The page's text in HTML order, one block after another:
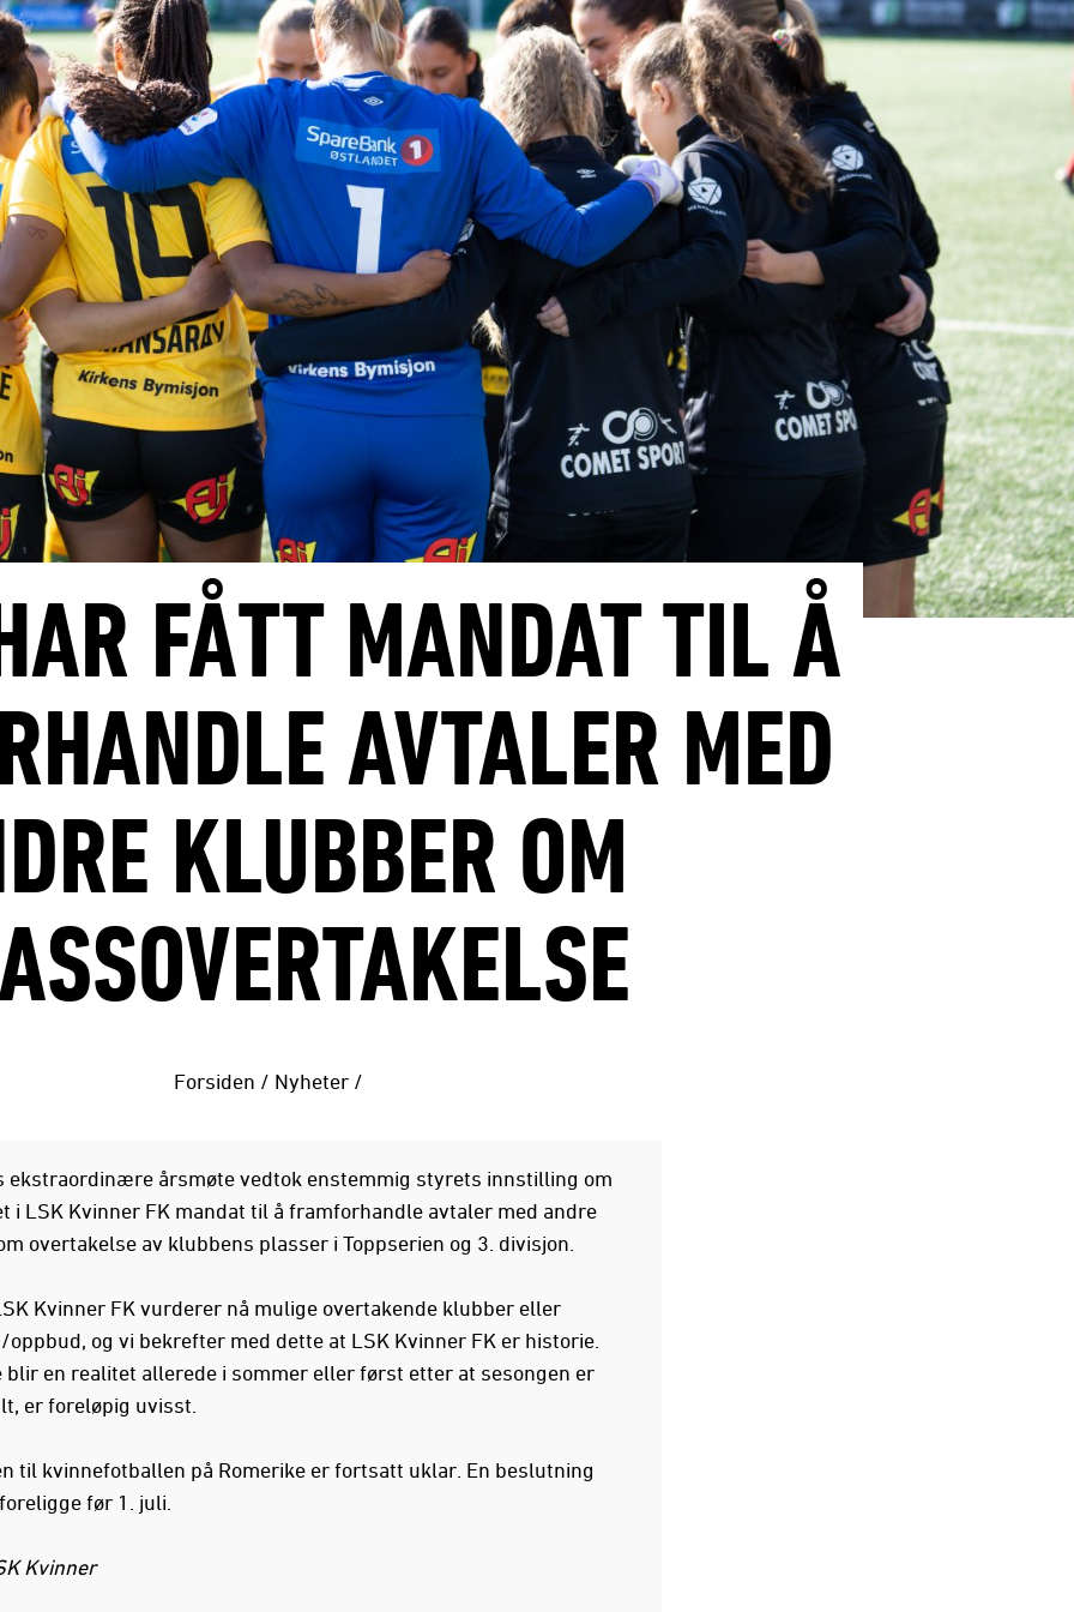
FÅTT MANDAT TIL Å
AVTALER MED
KLUBBER OM
Forsiden / Nyheter /
ekstraordinære årsmøte vedtok enstemmig styrets innstilling om
i LSK Kvinner FK mandat til å framforhandle avtaler med andre
overtakelse av klubbens plasser i Toppserien og 3. divisjon.
Kvinner FK vurderer nå mulige overtakende klubber eller
og vi bekrefter med dette at LSK Kvinner FK er historie.
blir en realitet allerede i sommer eller først etter at sesongen er
er foreløpig uvisst.
til kvinnefotballen på Romerike er fortsatt uklar. En beslutning
før 1. juli.
Kvinner